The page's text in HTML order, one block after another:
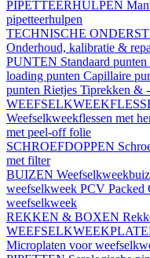
PIPETTEERHULPEN
pipetteerhulpen
TECHNISCHE
Onderhoud, kalibratie &
PUNTEN Standaard punten
loading punten Capillaire
punten Rietjes Tiprekken &
Weefselkweekflessen met
met peel-off folie
SCHROEFDOPPEN
met filter
BUIZEN
weefselkweek PCV Packed
weefselkweek
REKKEN & BOXEN
Microplaten voor